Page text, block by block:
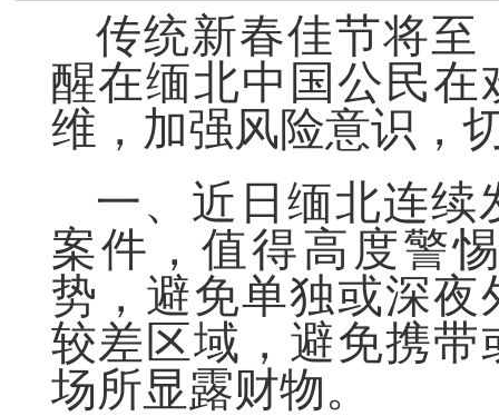
传统新春佳节将至
醒在缅北中国公民
维，加强风险意识，
一、近日缅北连续
案件，值得高度警
势，避免单独或深
较差区域，避免携
场所显露财物。